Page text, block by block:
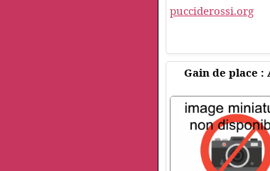
pucciderossi.org
Gain de place :